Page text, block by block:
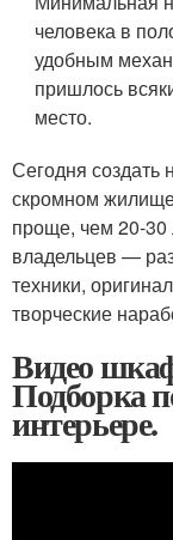
человека в
удобным
пришлось
место.
Сегодня создать
скромном
проще, чем 20-30
владельцев —
техники,
творческие
Видео
Подборка
интерьере.